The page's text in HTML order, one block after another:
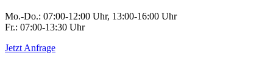
Mo.-Do.: 07:00-12:00 Uhr, 13:00-16:00 Uhr
Fr.: 07:00-13:30 Uhr
Jetzt Anfrage